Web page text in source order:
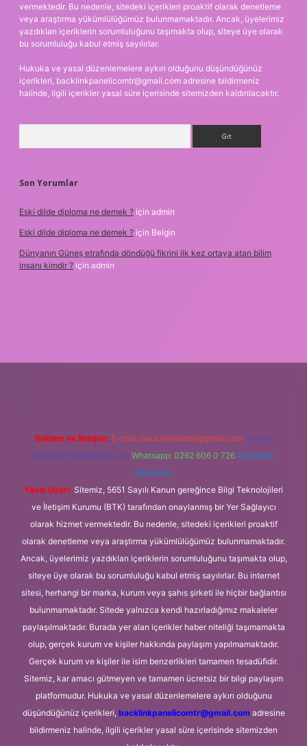
vermektedir. Bu nedenle, sitedeki içerikleri proaktif olarak denetleme
veya araştırma yükümlülüğümüz bulunmamaktadır. Ancak, üyelerimiz
yazdıkları içeriklerin sorumluluğunu taşımakta olup, siteye üye olarak
bu sorumluluğu kabul etmiş sayılırlar.
Hukuka ve yasal düzenlemelere aykırı olduğunu düşündüğünüz
içerikleri, backlinkpanelicomtr@gmail.com adresine bildirmeniz
halinde, ilgili içerikler yasal süre içerisinde sitemizden kaldırılacaktır.
Son Yorumlar
Eski dilde diploma ne demek ? için admin
Eski dilde diploma ne demek ? için Belgin
Dünyanın Güneş etrafında döndüğü fikrini ilk kez ortaya atan bilim
insanı kimdir ? için admin
Reklam ve İletişim: E-mail: backlinkpaneli@gmail.com Teams:
forumhizmeti@gmail.com Whatsapp: 0262 606 0 726 Telegram:
@karabul
Yasal Uyarı: Sitemiz, 5651 Sayılı Kanun gereğince Bilgi Teknolojileri
ve İletişim Kurumu (BTK) tarafından onaylanmış bir Yer Sağlayıcı
olarak hizmet vermektedir. Bu nedenle, sitedeki içerikleri proaktif
olarak denetleme veya araştırma yükümlülüğümüz bulunmamaktadır.
Ancak, üyelerimiz yazdıkları içeriklerin sorumluluğunu taşımakta olup,
siteye üye olarak bu sorumluluğu kabul etmiş sayılırlar. Bu internet
sitesi, herhangi bir marka, kurum veya şahıs şirketi ile hiçbir bağlantısı
bulunmamaktadır. Sitede yalnızca kendi hazırladığımız makaleler
paylaşılmaktadır. Burada yer alan içerikler haber niteliği taşımamakta
olup, gerçek kurum ve kişiler hakkında paylaşım yapılmamaktadır.
Gerçek kurum ve kişiler ile isim benzerlikleri tamamen tesadüfidir.
Sitemiz, kar amacı gütmeyen ve tamamen ücretsiz bir bilgi paylaşım
platformudur. Hukuka ve yasal düzenlemelere aykırı olduğunu
düşündüğünüz içerikleri, backlinkpanelicomtr@gmail.comadresine
bildirmeniz halinde, ilgili içerikler yasal süre içerisinde sitemizden